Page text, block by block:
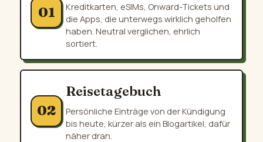
01
Kreditkarten, eSIMs, Onward-Tickets und
die Apps, die unterwegs wirklich geholfen
haben. Neutral verglichen, ehrlich
sortiert.
02
Reisetagebuch
Persönliche Einträge von der Kündigung
bis heute, kürzer als ein Blogartikel, dafür
näher dran.